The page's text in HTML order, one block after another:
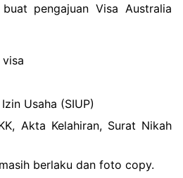
pengajuan Visa Australia
Usaha (SIUP)
Akta Kelahiran, Surat Nikah
berlaku dan foto copy.